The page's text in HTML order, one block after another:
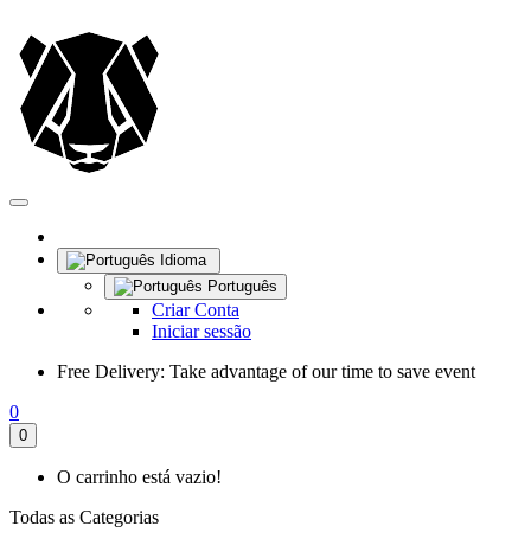
Idioma
Português
Criar Conta
Iniciar sessão
Free Delivery: Take advantage of our time to save event
0
0
O carrinho está vazio!
Todas as Categorias